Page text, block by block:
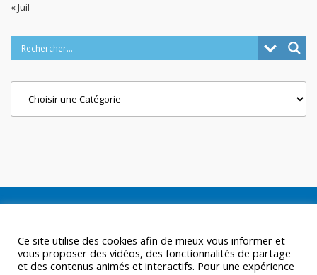
« Juil
Ce site utilise des cookies afin de mieux vous informer et
vous proposer des vidéos, des fonctionnalités de partage
et des contenus animés et interactifs. Pour une expérience